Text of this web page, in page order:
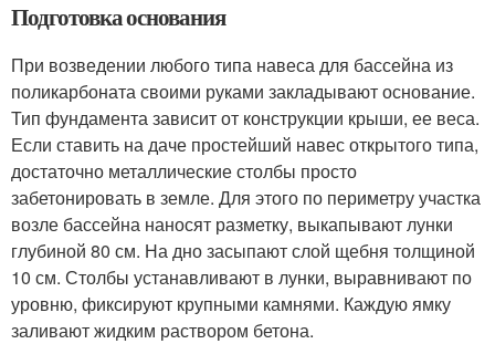
Подготовка основания
При возведении любого типа навеса для бассейна из
поликарбоната своими руками закладывают основание.
Тип фундамента зависит от конструкции крыши, ее веса.
Если ставить на даче простейший навес открытого типа,
достаточно металлические столбы просто
забетонировать в земле. Для этого по периметру участка
возле бассейна наносят разметку, выкапывают лунки
глубиной 80 см. На дно засыпают слой щебня толщиной
10 см. Столбы устанавливают в лунки, выравнивают по
уровню, фиксируют крупными камнями. Каждую ямку
заливают жидким раствором бетона.